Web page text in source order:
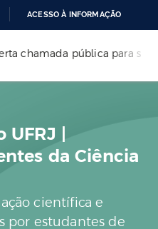
ACESSO À INFORMAÇÃO
chamada pública para
UFRJ |
da Ciência
científica e
por estudantes de